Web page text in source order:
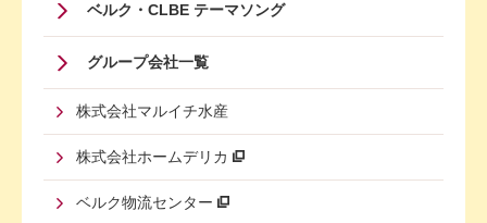
ベルク・CLBE テーマソング
グループ会社一覧
株式会社マルイチ水産
株式会社ホームデリカ
ベルク物流センター